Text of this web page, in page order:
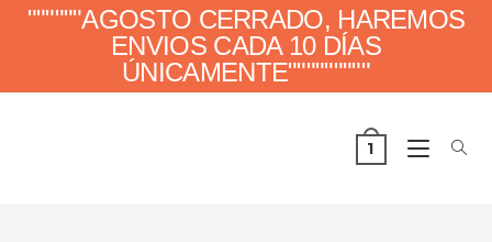
""""""AGOSTO CERRADO, HAREMOS
ENVIOS CADA 10 DÍAS
ÚNICAMENTE"""""""""
1